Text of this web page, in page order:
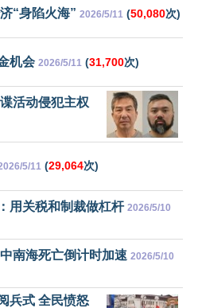
“身陷火海” 2026/5/11 (50,080次)
机会 2026/5/11 (31,700次)
活动侵犯主权
5/11 (29,064次)
用关税和制裁做杠杆 2026/5/10
南海死亡倒计时加速 2026/5/10
兵式 全民愤怒